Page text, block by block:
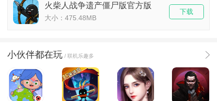
火柴人战争遗产僵尸版官方版
大小：475.48MB
下载
小伙伴都在玩 / 联机乐趣多